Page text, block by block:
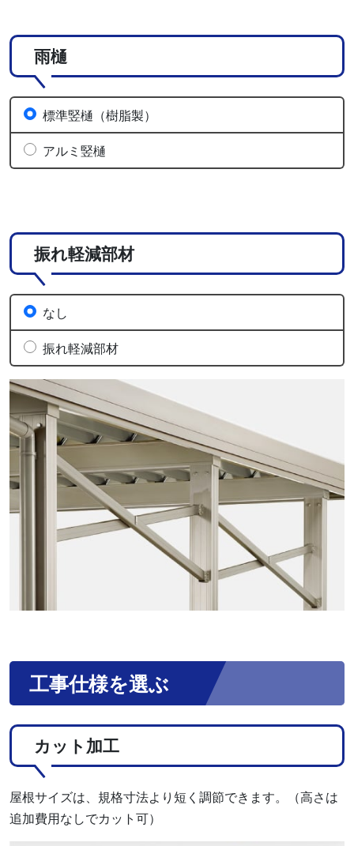
雨樋
標準竪樋（樹脂製）
アルミ竪樋
振れ軽減部材
なし
振れ軽減部材
工事仕様を選ぶ
カット加工
屋根サイズは、規格寸法より短く調節できます。（高さは
追加費用なしでカット可）